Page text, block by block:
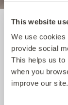
This website
We use cookies
provide social
This helps us to
when you
improve our site.
The crowning